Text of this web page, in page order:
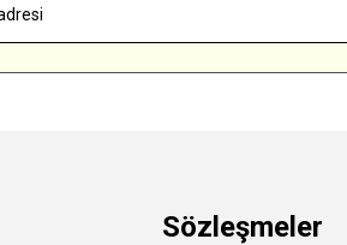
Sözleşmeler